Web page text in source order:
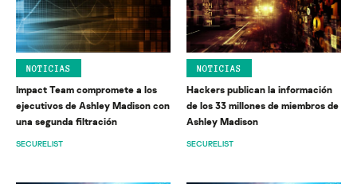
NOTICIAS
Impact Team compromete a los
ejecutivos de Ashley Madison con
una segunda filtración
SECURELIST
NOTICIAS
Hackers publican la información
de los 33 millones de miembros de
Ashley Madison
SECURELIST